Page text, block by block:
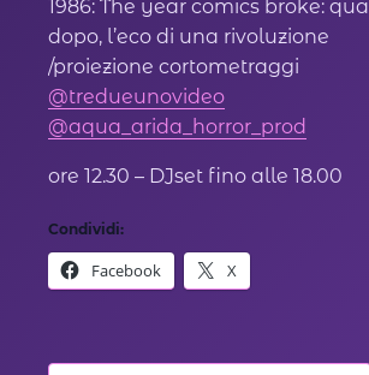
1986: The year comics broke:
dopo, l’eco di una rivoluzione
/proiezione cortometraggi
@tredueunovideo
@aqua_arida_horror_prod
ore 12.30 – DJset fino alle 18.00
Condividi:
Facebook X